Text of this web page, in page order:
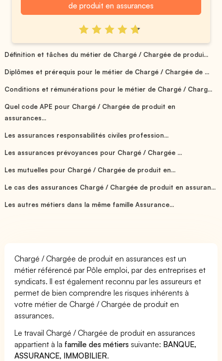
de produit en assurances
Définition et tâches du métier de Chargé / Chargée de produi...
Diplômes et prérequis pour le métier de Chargé / Chargée de ...
Conditions et rémunérations pour le métier de Chargé / Charg...
Quel code APE pour Chargé / Chargée de produit en
assurances...
Les assurances responsabilités civiles profession...
Les assurances prévoyances pour Chargé / Chargée ...
Les mutuelles pour Chargé / Chargée de produit en...
Le cas des assurances Chargé / Chargée de produit en assuran...
Les autres métiers dans la même famille Assurance...
Chargé / Chargée de produit en assurances est un
métier référencé par Pôle emploi, par des entreprises et
syndicats. Il est également reconnu par les assureurs et
permet de bien comprendre les risques inhérents à
votre métier de Chargé / Chargée de produit en
assurances.
Le travail Chargé / Chargée de produit en assurances
appartient à la famille des métiers suivante: BANQUE,
ASSURANCE, IMMOBILIER.